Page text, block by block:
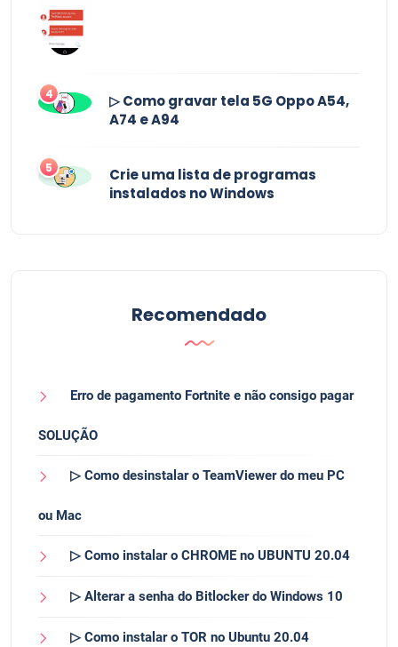
4
▷ Como gravar tela 5G Oppo A54,
A74 e A94
5
Crie uma lista de programas
instalados no Windows
Recomendado
Erro de pagamento Fortnite e não consigo pagar
SOLUÇÃO
▷ Como desinstalar o TeamViewer do meu PC
ou Mac
▷ Como instalar o CHROME no UBUNTU 20.04
▷ Alterar a senha do Bitlocker do Windows 10
▷ Como instalar o TOR no Ubuntu 20.04